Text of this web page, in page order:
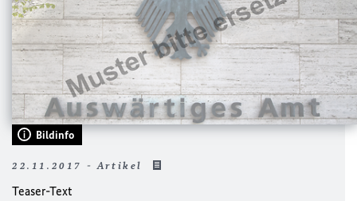
Bildinfo
22.11.2017 - Artikel
Teaser-Text